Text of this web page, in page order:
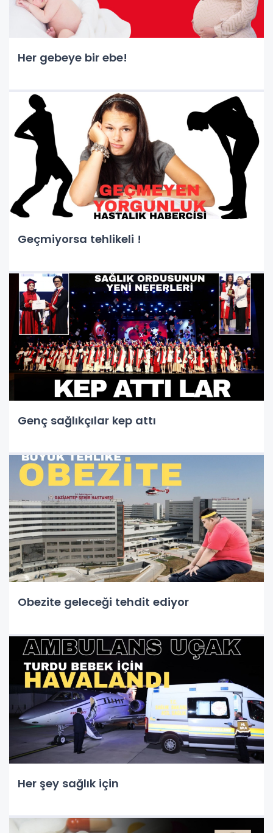
Her gebeye bir ebe!
Geçmiyorsa tehlikeli !
Genç sağlıkçılar kep attı
Obezite geleceği tehdit ediyor
Her şey sağlık için